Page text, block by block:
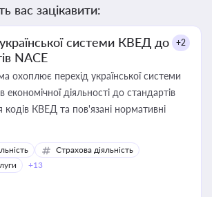
вас зацікавити:
системи КВЕД до
NACE
+2
охоплює перехід української системи
економічної діяльності до стандартів
кодів КВЕД та пов'язані нормативні
Страхова діяльність
+13